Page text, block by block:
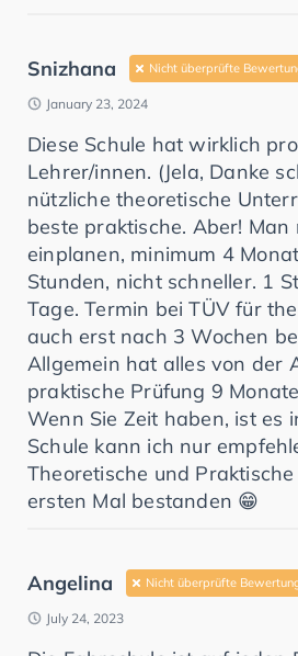
Snizhana Nicht überprüfte
January 23, 2024
Diese Schule hat wirklich
Lehrer/innen. (Jela, Danke
nützliche theoretische
beste praktische. Aber! Man
einplanen, minimum 4
Stunden, nicht schneller. 1
Tage. Termin bei TÜV für
auch erst nach 3 Wochen
Allgemein hat alles von der
praktische Prüfung 9
Wenn Sie Zeit haben, ist es
Schule kann ich nur
Theoretische und
ersten Mal bestanden 😁
Angelina Nicht überprüfte
July 24, 2023